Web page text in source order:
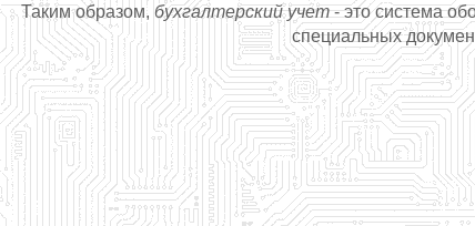
Таким образом, бухгалтерский учет- это система
специальных